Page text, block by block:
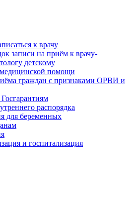
к врачу
записи на приём к врачу-
детскому
помощи
граждан с признаками ОРВИ и
распорядка
для беременных
и госпитализация